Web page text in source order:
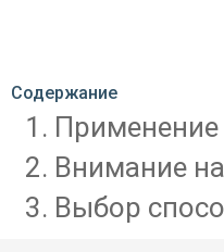
Содержание
Внимание
Выбор